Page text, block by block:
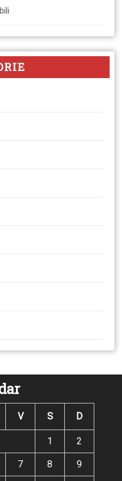
V S D
1 2
7 8 9